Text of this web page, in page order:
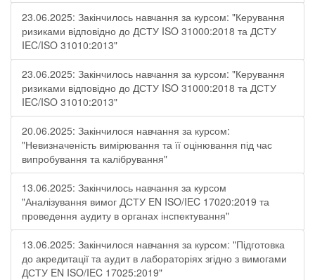
23.06.2025: Закінчилось навчання за курсом: "Керування
ризиками відповідно до ДСТУ ISO 31000:2018 та ДСТУ
IEC/ISO 31010:2013"
23.06.2025: Закінчилось навчання за курсом: "Керування
ризиками відповідно до ДСТУ ISO 31000:2018 та ДСТУ
IEC/ISO 31010:2013"
20.06.2025: Закінчилося навчання за курсом:
"Невизначеність вимірювання та її оцінювання під час
випробування та калібрування"
13.06.2025: Закінчилось навчання за курсом
"Аналізування вимог ДСТУ EN ISO/IEC 17020:2019 та
проведення аудиту в органах інспектування"
13.06.2025: Закінчилося навчання за курсом: "Підготовка
до акредитації та аудит в лабораторіях згідно з вимогами
ДСТУ EN ISO/IEC 17025:2019"